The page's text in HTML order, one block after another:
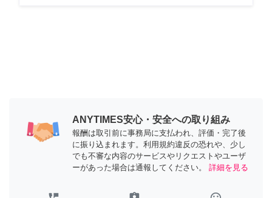
ANYTIMES安心・安全への取り組み
報酬は取引前に事務局に支払われ、評価・完了後
に振り込まれます。利用規約違反の恐れや、少し
でも不審な内容のサービスやリクエストやユーザ
ーがあった場合は通報してください。
詳細を見る